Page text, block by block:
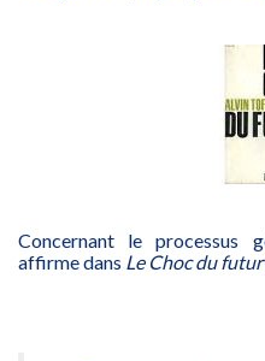
Concernant le processus
affirme dans Le Choc du futur